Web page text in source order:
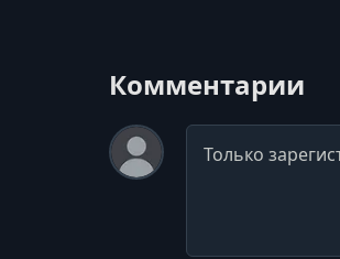
Комментарии
Комментарий